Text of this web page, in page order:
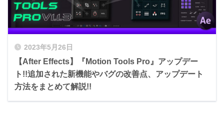
2023年5月26日
【After Effects】『Motion Tools Pro』アップデー
ト!!追加された新機能やバグの改善点、アップデート
方法をまとめて解説!!